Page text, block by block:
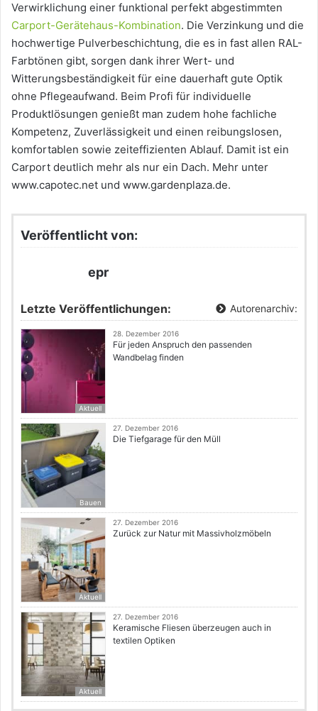
Verwirklichung einer funktional perfekt abgestimmten
Carport-Gerätehaus-Kombination. Die Verzinkung und die
hochwertige Pulverbeschichtung, die es in fast allen RAL-
Farbtönen gibt, sorgen dank ihrer Wert- und
Witterungsbeständigkeit für eine dauerhaft gute Optik
ohne Pflegeaufwand. Beim Profi für individuelle
Produktlösungen genießt man zudem hohe fachliche
Kompetenz, Zuverlässigkeit und einen reibungslosen,
komfortablen sowie zeiteffizienten Ablauf. Damit ist ein
Carport deutlich mehr als nur ein Dach. Mehr unter
www.capotec.net und www.gardenplaza.de.
Veröffentlicht von:
epr
Letzte Veröffentlichungen: Autorenarchiv:
Aktuell
28. Dezember 2016
Für jeden Anspruch den passenden
Wandbelag finden
Bauen
27. Dezember 2016
Die Tiefgarage für den Müll
Aktuell
27. Dezember 2016
Zurück zur Natur mit Massivholzmöbeln
Aktuell
27. Dezember 2016
Keramische Fliesen überzeugen auch in
textilen Optiken